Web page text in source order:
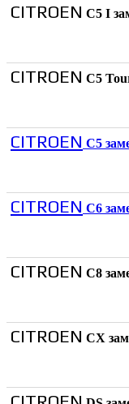
CITROEN C5 I
CITROEN C5
CITROEN C5
CITROEN C6
CITROEN C8
CITROEN CX